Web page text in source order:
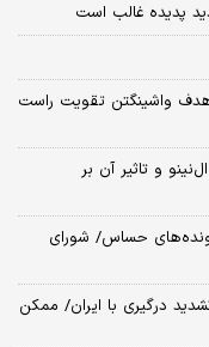
پدیده غالب است
هدف واشینگتن تقویت راست
و تاثیر آن بر
حساس/ شورای
درگیری با ایران/ ممکن